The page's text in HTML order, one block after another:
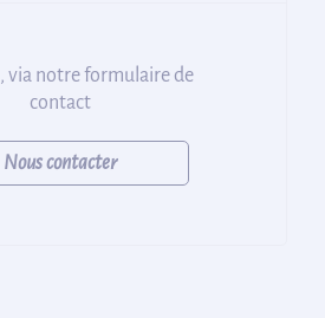
, via notre formulaire de
contact
Nous contacter